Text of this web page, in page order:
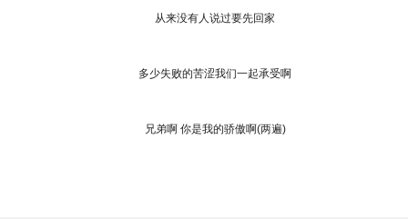
从来没有人说过要先回家
多少失败的苦涩我们一起承受啊
兄弟啊 你是我的骄傲啊(两遍)